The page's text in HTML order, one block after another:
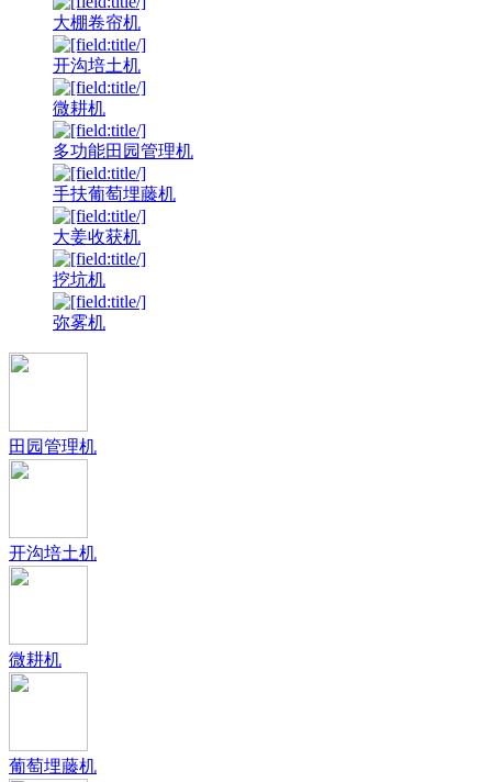
大棚卷帘机
开沟培土机
微耕机
多功能田园管理机
手扶葡萄埋藤机
大姜收获机
挖坑机
弥雾机
田园管理机
开沟培土机
微耕机
葡萄埋藤机